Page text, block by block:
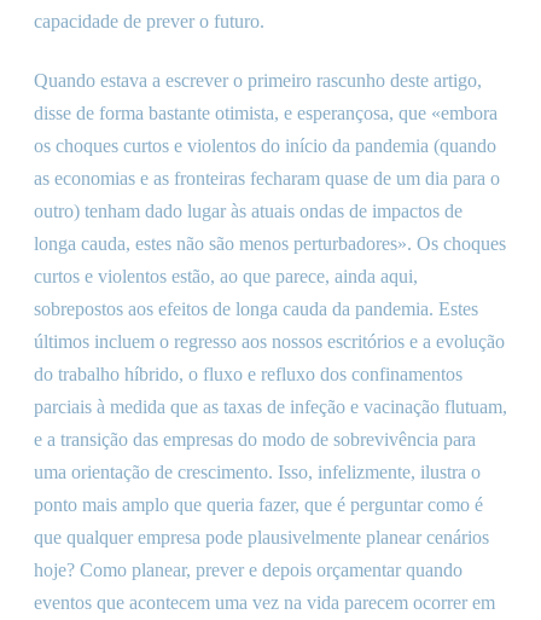
capacidade de prever o futuro.
Quando estava a escrever o primeiro rascunho deste artigo,
disse de forma bastante otimista, e esperançosa, que «embora
os choques curtos e violentos do início da pandemia (quando
as economias e as fronteiras fecharam quase de um dia para o
outro) tenham dado lugar às atuais ondas de impactos de
longa cauda, estes não são menos perturbadores». Os choques
curtos e violentos estão, ao que parece, ainda aqui,
sobrepostos aos efeitos de longa cauda da pandemia. Estes
últimos incluem o regresso aos nossos escritórios e a evolução
do trabalho híbrido, o fluxo e refluxo dos confinamentos
parciais à medida que as taxas de infeção e vacinação flutuam,
e a transição das empresas do modo de sobrevivência para
uma orientação de crescimento. Isso, infelizmente, ilustra o
ponto mais amplo que queria fazer, que é perguntar como é
que qualquer empresa pode plausivelmente planear cenários
hoje? Como planear, prever e depois orçamentar quando
eventos que acontecem uma vez na vida parecem ocorrer em